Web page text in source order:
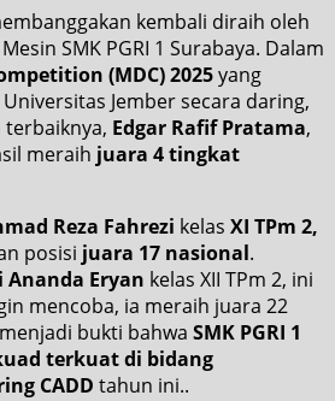
kembali diraih oleh
SMK PGRI 1 Surabaya. Dalam
(MDC) 2025yang
Jember secara daring,
Edgar Rafif Pratama,
meraih juara 4 tingkat
Reza Fahrezi kelas XI TPm 2,
posisi juara 17 nasional.
Ananda Eryan kelas XII TPm 2, ini
mencoba, ia meraih juara 22
bukti bahwa SMK PGRI 1
terkuat di bidang
CADD tahun ini..